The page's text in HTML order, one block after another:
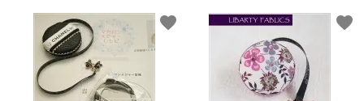
favorite favorite